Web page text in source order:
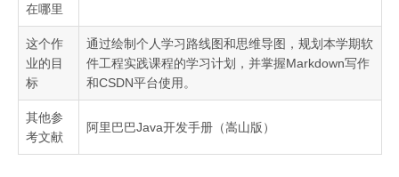
在哪里
这个作
业的目
标
通过绘制个人学习路线图和思维导图，规划本学期软
件工程实践课程的学习计划，并掌握Markdown写作
和CSDN平台使用。
其他参
考文献
阿里巴巴Java开发手册（嵩山版）